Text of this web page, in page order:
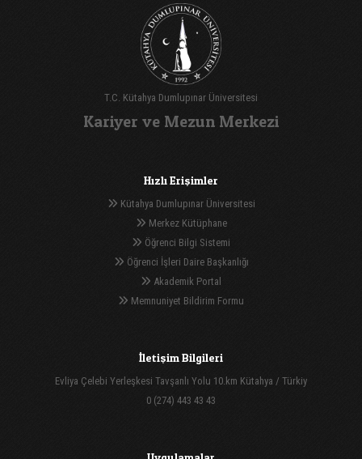
T.C. Kütahya Dumlupınar Üniversitesi
Kariyer ve Mezun Merkezi
Hızlı Erişimler
Kütahya Dumlupınar Üniversitesi
Merkez Kütüphane
Öğrenci Bilgi Sistemi
Öğrenci İşleri Daire Başkanlığı
Akademik Portal
Memnuniyet Bildirim Formu
İletişim Bilgileri
Evliya Çelebi Yerleşkesi Tavşanlı Yolu 10.km Kütahya / Türkiy
0 (274) 443 43 43